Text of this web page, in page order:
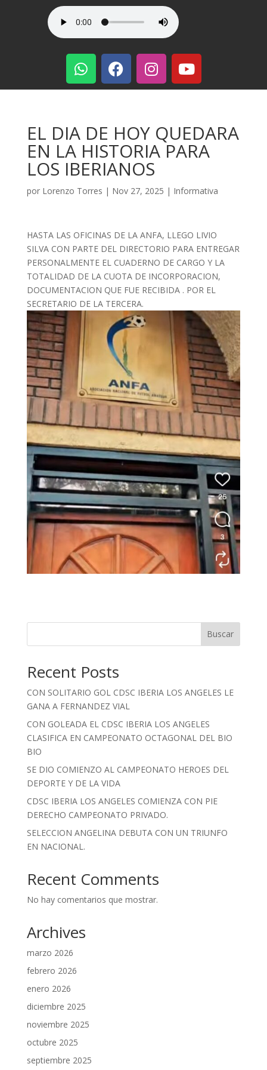
EL DIA DE HOY QUEDARA
EN LA HISTORIA PARA
LOS IBERIANOS
por Lorenzo Torres | Nov 27, 2025 | Informativa
HASTA LAS OFICINAS DE LA ANFA, LLEGO LIVIO
SILVA CON PARTE DEL DIRECTORIO PARA ENTREGAR
PERSONALMENTE EL CUADERNO DE CARGO Y LA
TOTALIDAD DE LA CUOTA DE INCORPORACION,
DOCUMENTACION QUE FUE RECIBIDA . POR EL
SECRETARIO DE LA TERCERA.
Buscar
Recent Posts
CON SOLITARIO GOL CDSC IBERIA LOS ANGELES LE
GANA A FERNANDEZ VIAL
CON GOLEADA EL CDSC IBERIA LOS ANGELES
CLASIFICA EN CAMPEONATO OCTAGONAL DEL BIO
BIO
SE DIO COMIENZO AL CAMPEONATO HEROES DEL
DEPORTE Y DE LA VIDA
CDSC IBERIA LOS ANGELES COMIENZA CON PIE
DERECHO CAMPEONATO PRIVADO.
SELECCION ANGELINA DEBUTA CON UN TRIUNFO
EN NACIONAL.
Recent Comments
No hay comentarios que mostrar.
Archives
marzo 2026
febrero 2026
enero 2026
diciembre 2025
noviembre 2025
octubre 2025
septiembre 2025